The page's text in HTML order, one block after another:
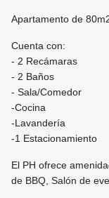
Apartamento de
Cuenta con:
- 2 Recámaras
- 2 Baños
- Sala/Comedor
-Cocina
-Lavandería
-1 Estacionamiento
El PH ofrece
de BBQ, Salón de